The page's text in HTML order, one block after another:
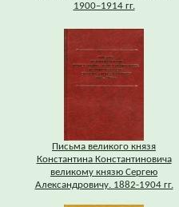
1900–1914 гг.
Письма великого князя
Константина Константиновича
великому князю Сергею
Александровичу. 1882-1904 гг.